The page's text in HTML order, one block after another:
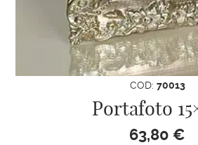
COD: 70013
Portafoto
63,80 €